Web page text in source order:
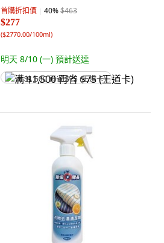
首購折扣價 40%$463
$277
($2770.00/100ml)
明天 8/10 (一) 預計送達
满 $1,500 再省 $75 (王道卡)